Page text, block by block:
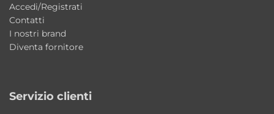
Accedi/Registrati
Contatti
I nostri brand
Diventa fornitore
Servizio clienti